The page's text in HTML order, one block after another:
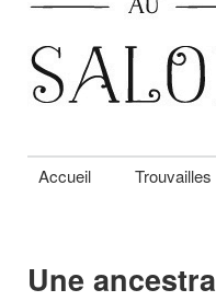
Accueil Trouvailles
Une